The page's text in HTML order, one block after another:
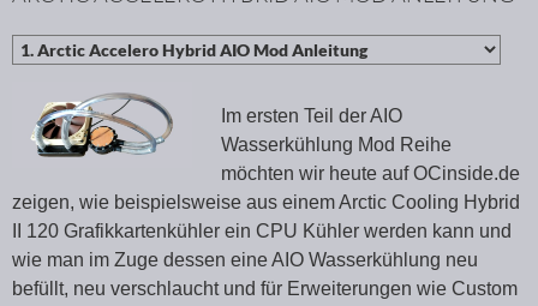
Im ersten Teil der AIO
Wasserkühlung Mod Reihe
möchten wir heute auf OCinside.de
zeigen, wie beispielsweise aus einem Arctic Cooling Hybrid
II 120 Grafikkartenkühler ein CPU Kühler werden kann und
wie man im Zuge dessen eine AIO Wasserkühlung neu
befüllt, neu verschlaucht und für Erweiterungen wie Custom